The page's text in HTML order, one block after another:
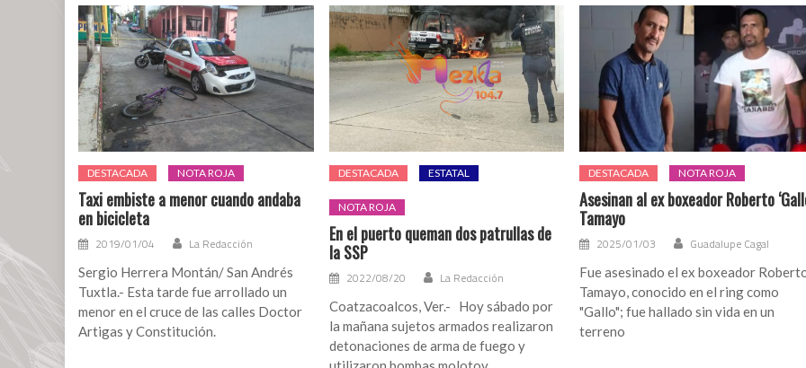
DESTACADA NOTA ROJA
Taxi embiste a menor cuando andaba
en bicicleta
2019/01/04 La Redacción
Sergio Herrera Montán/ San Andrés
Tuxtla.- Esta tarde fue arrollado un
menor en el cruce de las calles Doctor
Artigas y Constitución.
DESTACADA ESTATAL
NOTA ROJA
En el puerto queman dos patrullas de
la SSP
2022/08/20 La Redacción
Coatzacoalcos, Ver.- Hoy sábado por
la mañana sujetos armados realizaron
detonaciones de arma de fuego y
DESTACADA NOTA ROJA
Asesinan al ex boxeador Roberto
Tamayo
2025/01/03 Guadalupe Cagal
Fue asesinado el ex boxeador
Tamayo, conocido en el ring como
"Gallo"; fue hallado sin vida en un
terreno